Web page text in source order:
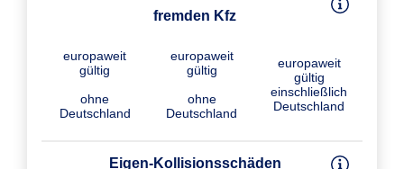
fremden Kfz
europaweit
gültig
ohne
Deutschland
europaweit
gültig
ohne
Deutschland
europaweit
gültig
einschließlich
Deutschland
Eigen-Kollisions­schäden